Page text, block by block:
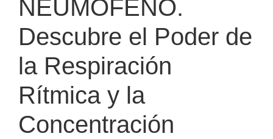
NEUMOFENO.
Descubre el Poder de
la Respiración
Rítmica y la
Concentración